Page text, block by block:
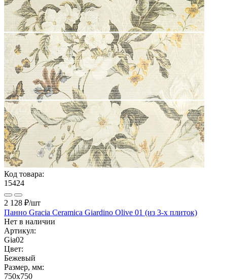
Код товара:
15424
2 128 ₽/шт
Панно Gracia Ceramica Giardino Olive 01 (из 3-х плиток)
Нет в наличии
Артикул:
Gia02
Цвет:
Бежевый
Размер, мм:
750x750